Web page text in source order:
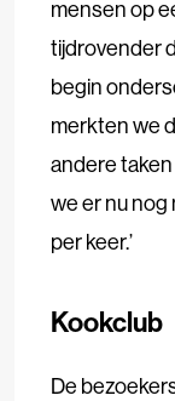
mensen op
tijdrovender
begin
merkten we
andere taken
we er nu nog
per keer.’
Kookclub
De